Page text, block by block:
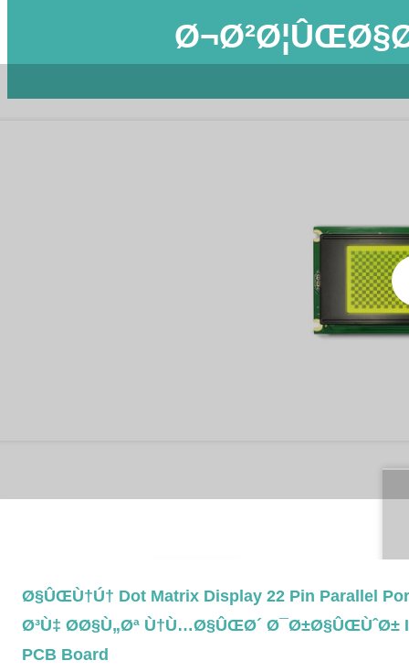
5.4 Ø§ÛŒÙ†Ú† Dot Matrix Display 22 Pin
Ø³Ù‡ Ø­Ø§Ù„Øª Ù†Ù…Ø§ÛŒØ´ Ø¯Ø±Ø§ÛŒÙˆØ±
PCB Board